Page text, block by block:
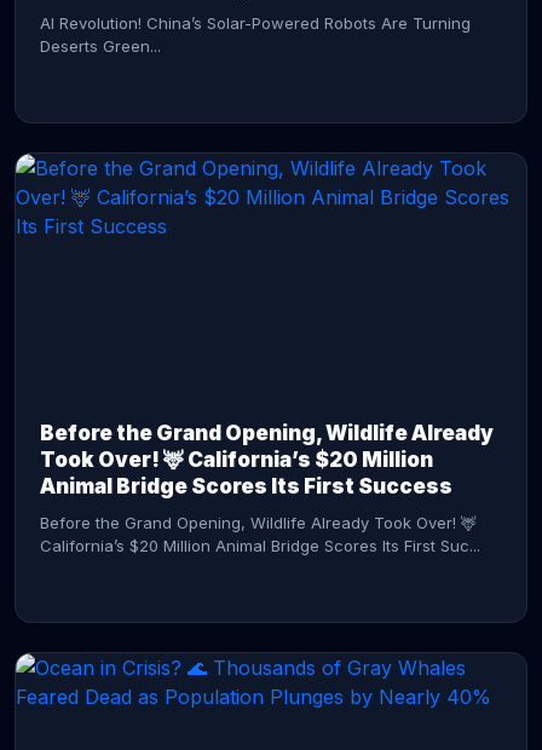
AI Revolution! China’s Solar-Powered Robots Are Turning
Deserts Green...
Before the Grand Opening, Wildlife Already
Took Over! 🦌 California’s $20 Million
Animal Bridge Scores Its First Success
Before the Grand Opening, Wildlife Already Took Over! 🦌
California’s $20 Million Animal Bridge Scores Its First Suc...